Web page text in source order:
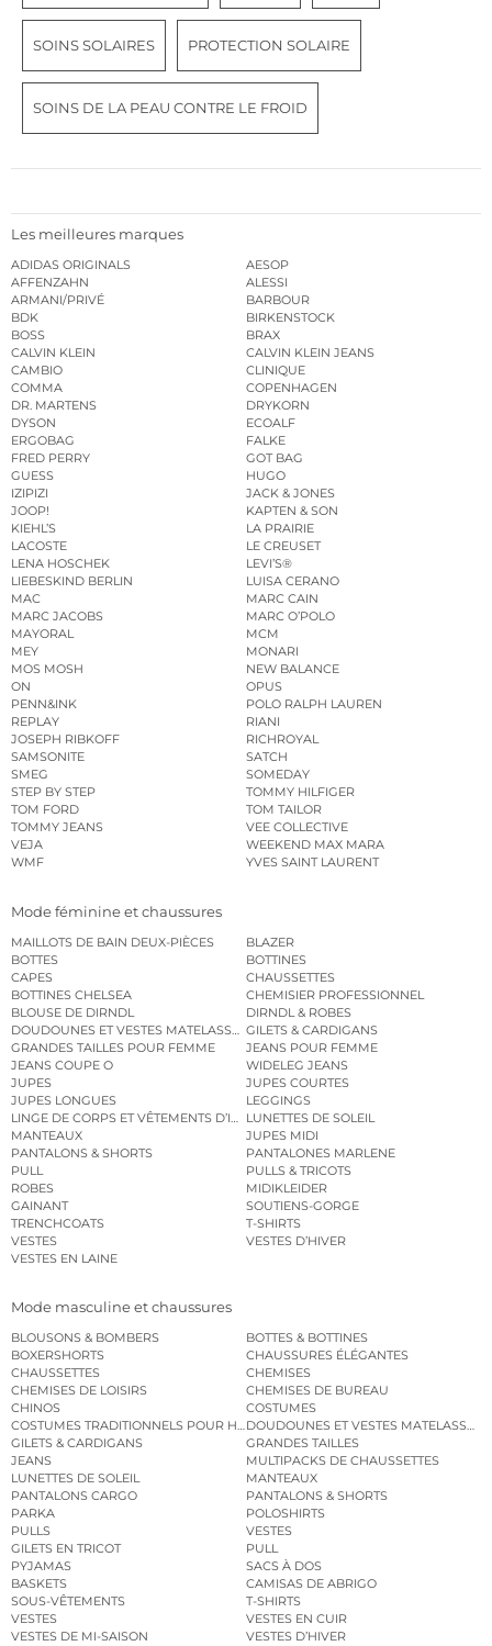
SOINS SOLAIRES PROTECTION SOLAIRE
SOINS DE LA PEAU CONTRE LE FROID
Les meilleures marques
ADIDAS ORIGINALS
AESOP
AFFENZAHN
ALESSI
ARMANI/PRIVÉ
BARBOUR
BDK
BIRKENSTOCK
BOSS
BRAX
CALVIN KLEIN
CALVIN KLEIN JEANS
CAMBIO
CLINIQUE
COMMA
COPENHAGEN
DR. MARTENS
DRYKORN
DYSON
ECOALF
ERGOBAG
FALKE
FRED PERRY
GOT BAG
GUESS
HUGO
IZIPIZI
JACK & JONES
JOOP!
KAPTEN & SON
KIEHL’S
LA PRAIRIE
LACOSTE
LE CREUSET
LENA HOSCHEK
LEVI’S®
LIEBESKIND BERLIN
LUISA CERANO
MAC
MARC CAIN
MARC JACOBS
MARC O’POLO
MAYORAL
MCM
MEY
MONARI
MOS MOSH
NEW BALANCE
ON
OPUS
PENN&INK
POLO RALPH LAUREN
REPLAY
RIANI
JOSEPH RIBKOFF
RICHROYAL
SAMSONITE
SATCH
SMEG
SOMEDAY
STEP BY STEP
TOMMY HILFIGER
TOM FORD
TOM TAILOR
TOMMY JEANS
VEE COLLECTIVE
VEJA
WEEKEND MAX MARA
WMF
YVES SAINT LAURENT
Mode féminine et chaussures
MAILLOTS DE BAIN DEUX-PIÈCES
BLAZER
BOTTES
BOTTINES
CAPES
CHAUSSETTES
BOTTINES CHELSEA
CHEMISIER PROFESSIONNEL
BLOUSE DE DIRNDL
DIRNDL & ROBES
DOUDOUNES ET VESTES MATELASSÉESGILETS & CARDIGANS
GRANDES TAILLES POUR FEMME
JEANS POUR FEMME
JEANS COUPE O
WIDELEG JEANS
JUPES
JUPES COURTES
JUPES LONGUES
LEGGINGS
LINGE DE CORPS ET VÊTEMENTS D’INTÉRIEURLUNETTES DE SOLEIL
MANTEAUX
JUPES MIDI
PANTALONS & SHORTS
PANTALONES MARLENE
PULL
PULLS & TRICOTS
ROBES
MIDIKLEIDER
GAINANT
SOUTIENS-GORGE
TRENCHCOATS
T-SHIRTS
VESTES
VESTES D’HIVER
VESTES EN LAINE
Mode masculine et chaussures
BLOUSONS & BOMBERS
BOTTES & BOTTINES
BOXERSHORTS
CHAUSSURES ÉLÉGANTES
CHAUSSETTES
CHEMISES
CHEMISES DE LOISIRS
CHEMISES DE BUREAU
CHINOS
COSTUMES
COSTUMES TRADITIONNELS POUR HOMMEDOUDOUNES ET VESTES MATELASSÉES
GILETS & CARDIGANS
GRANDES TAILLES
JEANS
MULTIPACKS DE CHAUSSETTES
LUNETTES DE SOLEIL
MANTEAUX
PANTALONS CARGO
PANTALONS & SHORTS
PARKA
POLOSHIRTS
PULLS
VESTES
GILETS EN TRICOT
PULL
PYJAMAS
SACS À DOS
BASKETS
CAMISAS DE ABRIGO
SOUS-VÊTEMENTS
T-SHIRTS
VESTES
VESTES EN CUIR
VESTES DE MI-SAISON
VESTES D’HIVER